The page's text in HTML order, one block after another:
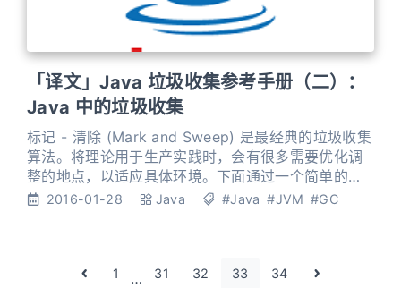
「译文」Java 垃圾收集参考手册（二）：
Java 中的垃圾收集
标记 - 清除 (Mark and Sweep) 是最经典的垃圾收集
算法。将理论用于生产实践时，会有很多需要优化调
整的地点，以适应具体环境。下面通过一个简单的例
子，让我们一步步记录下来，看看如何才能保证 JVM
2016-01-28 Java #Java #JVM #GC
1 … 31 32 33 34